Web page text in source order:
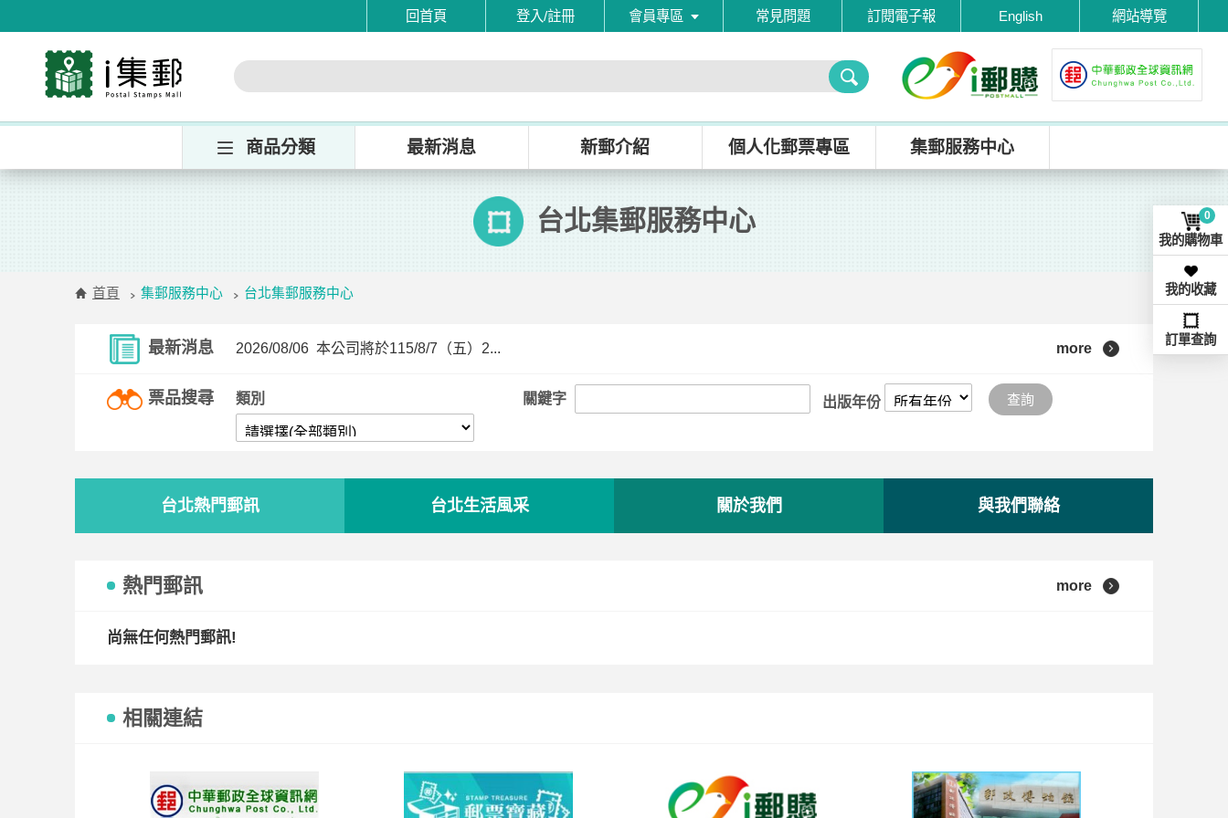
我的購物車
0
我的收藏
訂單查詢
網站導覽
English
訂閱電子報
常見問題
會員專區
登入/註冊
回首頁
商品分類 最新消息 新郵介紹 個人化郵票專區 集郵服務中心
台北集郵服務中心
首頁 集郵服務中心 台北集郵服務中心
最新消息 2026/08/06 本公司將於115/8/7（五）2... more
票品搜尋 類別 關鍵字 出版年份 查詢
台北熱門郵訊 台北生活風采 關於我們 與我們聯絡
熱門郵訊 more
尚無任何熱門郵訊!
相關連結